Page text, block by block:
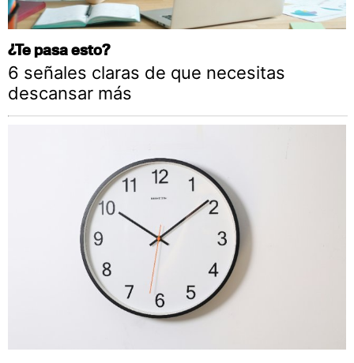
¿Te pasa esto?
6 señales claras de que necesitas
descansar más